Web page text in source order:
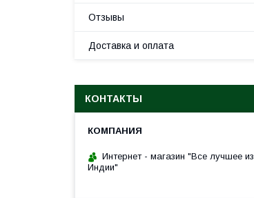
Отзывы
Доставка и оплата
КОНТАКТЫ
Интернет - магазин "Все лучшее из
Индии"